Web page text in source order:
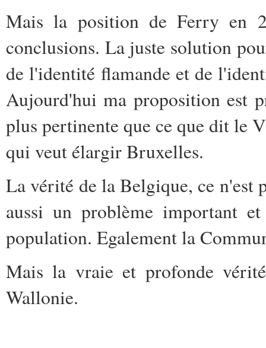
Mais la position de Ferry en
conclusions. La juste solution
de l'identité flamande et de
Aujourd'hui ma proposition est
plus pertinente que ce que dit le
qui veut élargir Bruxelles.
La vérité de la Belgique, ce n'est
aussi un problème important
population. Egalement la
Mais la vraie et profonde
Wallonie.